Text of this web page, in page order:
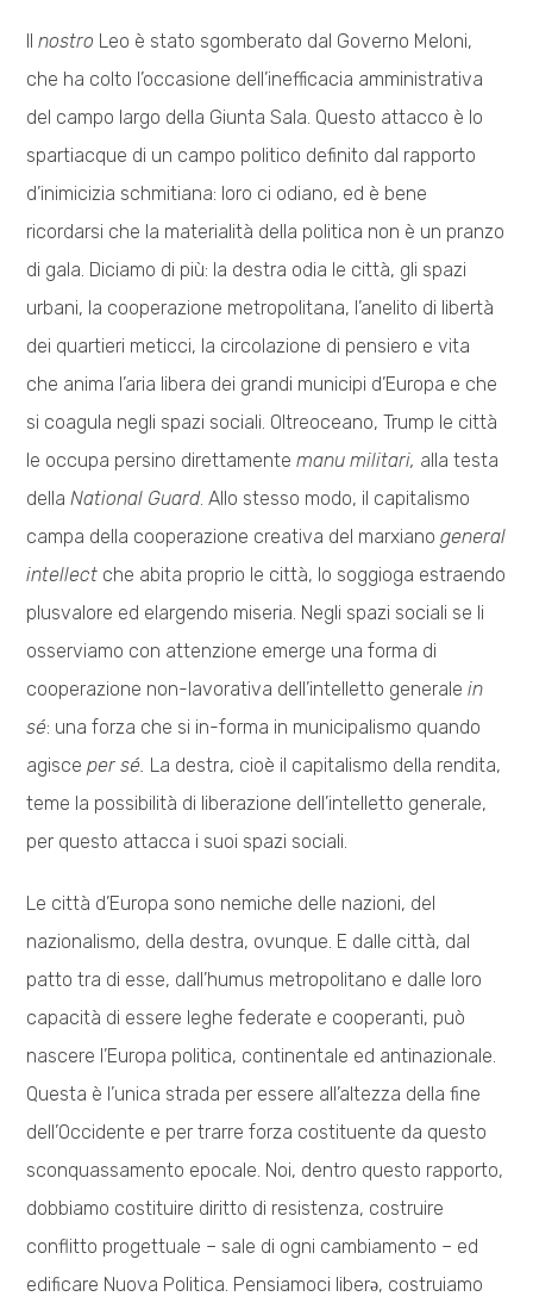
Ilnostro Leo è stato sgomberato dal Governo Meloni,
che ha colto l’occasione dell’inefficacia amministrativa
del campo largo della Giunta Sala. Questo attacco è lo
spartiacque di un campo politico definito dal rapporto
d’inimicizia schmitiana: loro ci odiano, ed è bene
ricordarsi che la materialità della politica non è un pranzo
di gala. Diciamo di più: la destra odia le città, gli spazi
urbani, la cooperazione metropolitana, l’anelito di libertà
dei quartieri meticci, la circolazione di pensiero e vita
che anima l’aria libera dei grandi municipi d’Europa e che
si coagula negli spazi sociali. Oltreoceano, Trump le città
le occupa persino direttamentemanu militari, alla testa
dellaNational Guard. Allo stesso modo, il capitalismo
campa della cooperazione creativa del marxianogeneral
intellect che abita proprio le città, lo soggioga estraendo
plusvalore ed elargendo miseria. Negli spazi sociali se li
osserviamo con attenzione emerge una forma di
cooperazione non-lavorativa dell’intelletto generalein
sé: una forza che si in-forma in municipalismo quando
agisceper sé. La destra, cioè il capitalismo della rendita,
teme la possibilità di liberazione dell’intelletto generale,
per questo attacca i suoi spazi sociali.
Le città d’Europa sono nemiche delle nazioni, del
nazionalismo, della destra, ovunque. E dalle città, dal
patto tra di esse, dall’humus metropolitano e dalle loro
capacità di essere leghe federate e cooperanti, può
nascere l’Europa politica, continentale ed antinazionale.
Questa è l’unica strada per essere all’altezza della fine
dell’Occidente e per trarre forza costituente da questo
sconquassamento epocale. Noi, dentro questo rapporto,
dobbiamo costituire diritto di resistenza, costruire
conflitto progettuale – sale di ogni cambiamento – ed
edificare Nuova Politica. Pensiamoci liberə, costruiamo